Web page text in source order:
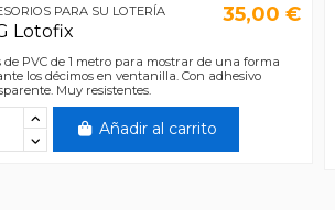
PARA SU LOTERÍA
Lotofix
35,00 €
de PVC de 1 metro para mostrar de una forma
los décimos en ventanilla. Con adhesivo
Muy resistentes.
Añadir al carrito